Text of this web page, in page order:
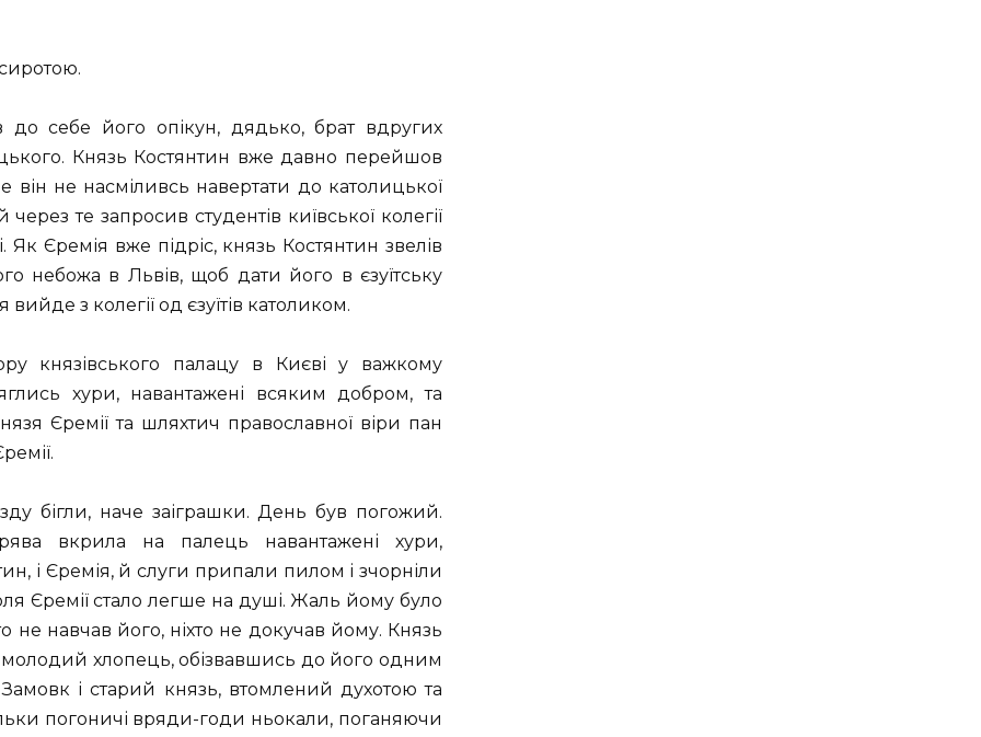
до себе його опікун, дядько, брат вдругих
Князь Костянтин вже давно перейшов
не насміливсь навертати до католицької
те запросив студентів київської колегії
Єремія вже підріс, князь Костянтин звелів
небожа в Львів, щоб дати його в єзуїтську
з колегії од єзуїтів католиком.
князівського палацу в Києві у важкому
хури, навантажені всяким добром, та
Єремії та шляхтич православної віри пан
бігли, наче заіграшки. День був погожий.
вкрила на палець навантажені хури,
і Єремія, й слуги припали пилом і зчорніли
Єремії стало легше на душі. Жаль йому було
не навчав його, ніхто не докучав йому. Князь
молодий хлопець, обізвавшись до його одним
і старий князь, втомлений духотою та
погоничі вряди-годи ньокали, поганяючи